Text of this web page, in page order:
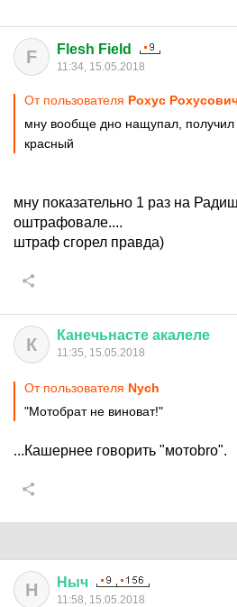
F Flesh Field
11:34, 15.05.2018
От пользователя Рохус
мну вообще дно нащупал, получил
красный
мну показательно 1 раз на
оштрафовале....
штраф сгорел правда)
К Канечьнасте акалеле
11:35, 15.05.2018
От пользователя Nych
"Мотобрат не виноват!"
...Кашернее говорить "мотоbro".
Н Ныч
11:58, 15.05.2018